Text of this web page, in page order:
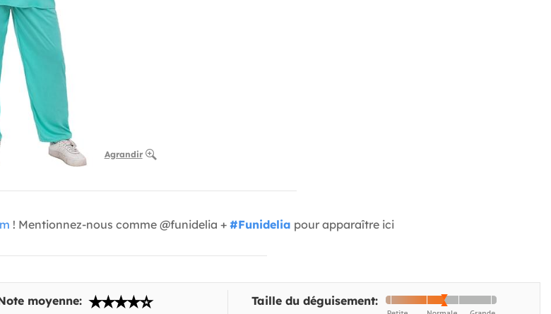
Agrandir
! Mentionnez-nous comme @funidelia + #Funidelia pour apparaître ici
moyenne: Taille du déguisement: